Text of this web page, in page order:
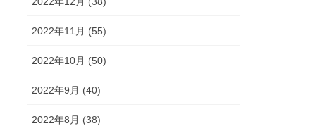
2022年11月 (55)
2022年10月 (50)
2022年9月 (40)
2022年8月 (38)